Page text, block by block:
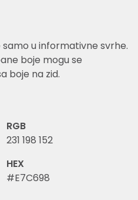
samo u informativne svrhe.
boje mogu se
boje na zid.
RGB
231 198 152
HEX
#E7C698